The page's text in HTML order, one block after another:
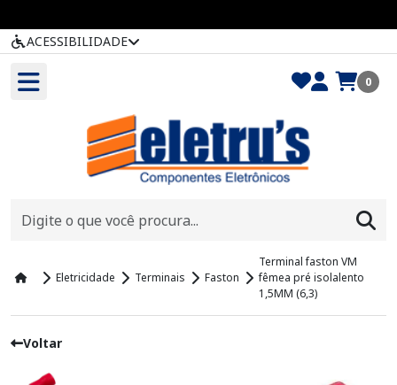
ACESSIBILIDADE
0
Eletricidade Terminais Faston
Terminal faston VM
fêmea pré isolalento
1,5MM (6,3)
Voltar